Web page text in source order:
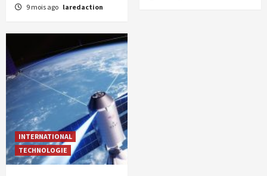
9 mois ago laredaction
INTERNATIONAL
TECHNOLOGIE